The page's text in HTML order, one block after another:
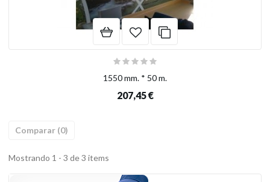
1550 mm. * 50 m.
207,45 €
Comparar (0)
Mostrando 1 - 3 de 3 items